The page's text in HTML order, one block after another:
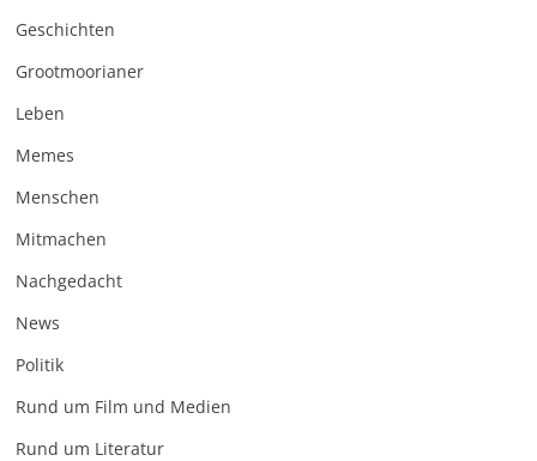
Geschichten
Grootmoorianer
Leben
Memes
Menschen
Mitmachen
Nachgedacht
News
Politik
Rund um Film und Medien
Rund um Literatur